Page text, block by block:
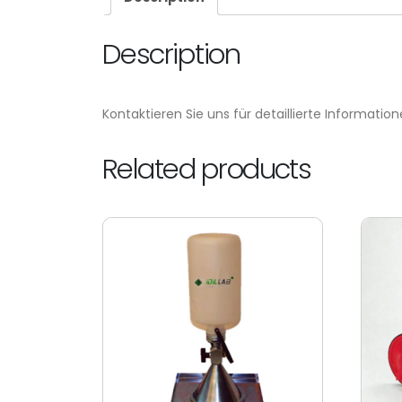
Description
Kontaktieren Sie uns für detaillierte
Related products